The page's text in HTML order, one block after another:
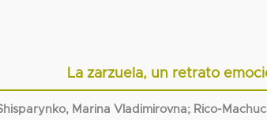
La zarzuela, un retrato
Marina Vladimirovna; Rico-